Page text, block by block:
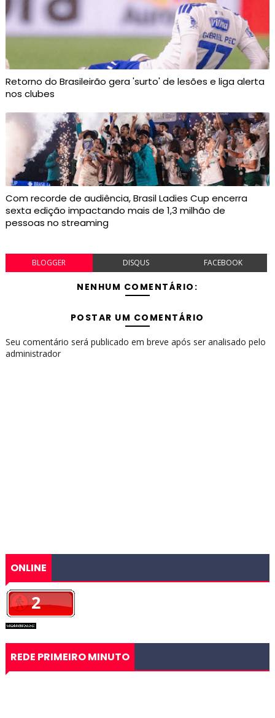
Retorno do Brasileirão gera 'surto' de lesões e liga alerta
nos clubes
Com recorde de audiência, Brasil Ladies Cup encerra
sexta edição impactando mais de 1,3 milhão de
pessoas no streaming
BLOGGER DISQUS FACEBOOK
NENHUM COMENTÁRIO:
POSTAR UM COMENTÁRIO
Seu comentário será publicado em breve após ser analisado pelo
administrador
ONLINE
REDE PRIMEIRO MINUTO